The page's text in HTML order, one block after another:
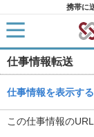
携帯に
仕事情報転送
仕事情報を表示する
この仕事情報の
HOME
求人検索
新着求人
キャリアアドバイ